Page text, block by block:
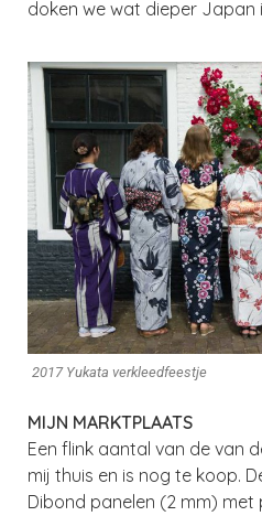
doken we wat dieper Japan
2017 Yukata verkleedfeestje
MIJN MARKTPLAATS
Een flink aantal van de van
mij thuis en is nog te koop.
Dibond panelen (2 mm) met